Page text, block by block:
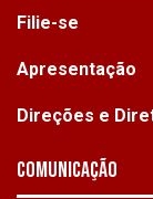
Filie-se
Apresentação
Direções e
Comunicação